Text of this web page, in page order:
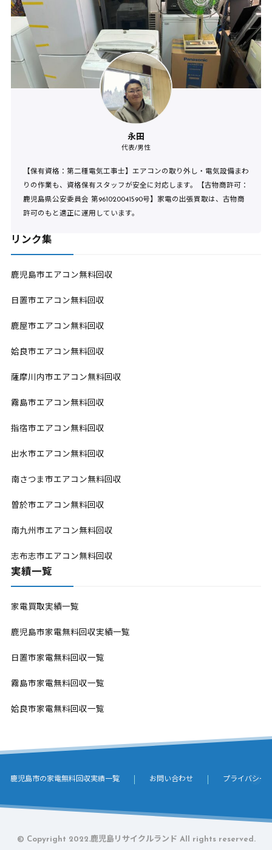
永田
代表/男性
【保有資格：第二種電気工事士】エアコンの取り外し・電気設備まわ
りの作業も、資格保有スタッフが安全に対応します。【古物商許可：
鹿児島県公安委員会 第961020041590号】家電の出張買取は、古物商
許可のもと適正に運用しています。
リンク集
鹿児島市エアコン無料回収
日置市エアコン無料回収
鹿屋市エアコン無料回収
姶良市エアコン無料回収
薩摩川内市エアコン無料回収
霧島市エアコン無料回収
指宿市エアコン無料回収
出水市エアコン無料回収
南さつま市エアコン無料回収
曽於市エアコン無料回収
南九州市エアコン無料回収
志布志市エアコン無料回収
実績一覧
家電買取実績一覧
鹿児島市家電無料回収実績一覧
日置市家電無料回収一覧
霧島市家電無料回収一覧
姶良市家電無料回収一覧
鹿児島市の家電無料回収実績一覧 お問い合わせ プライバシー
© Copyright 2022.鹿児島リサイクルランド All rights reserved.